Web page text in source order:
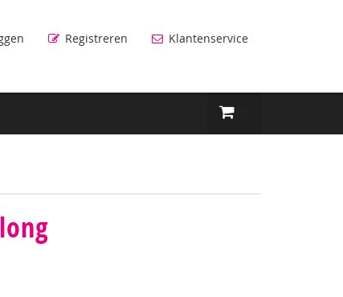
Registreren Klantenservice